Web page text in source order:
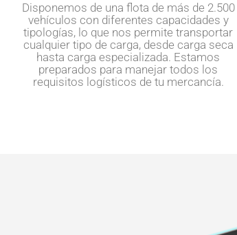
Disponemos de una flota de más de 2.500
vehículos con diferentes capacidades y
tipologías, lo que nos permite transportar
cualquier tipo de carga, desde carga seca
hasta carga especializada. Estamos
preparados para manejar todos los
requisitos logísticos de tu mercancía.